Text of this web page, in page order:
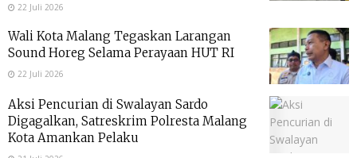
22 Juli 2026
Wali Kota Malang Tegaskan Larangan
Sound Horeg Selama Perayaan HUT RI
22 Juli 2026
Aksi Pencurian di Swalayan Sardo
Digagalkan, Satreskrim Polresta Malang
Kota Amankan Pelaku